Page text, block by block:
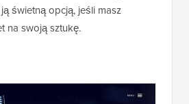
świetną opcją, jeśli masz
na swoją sztukę.